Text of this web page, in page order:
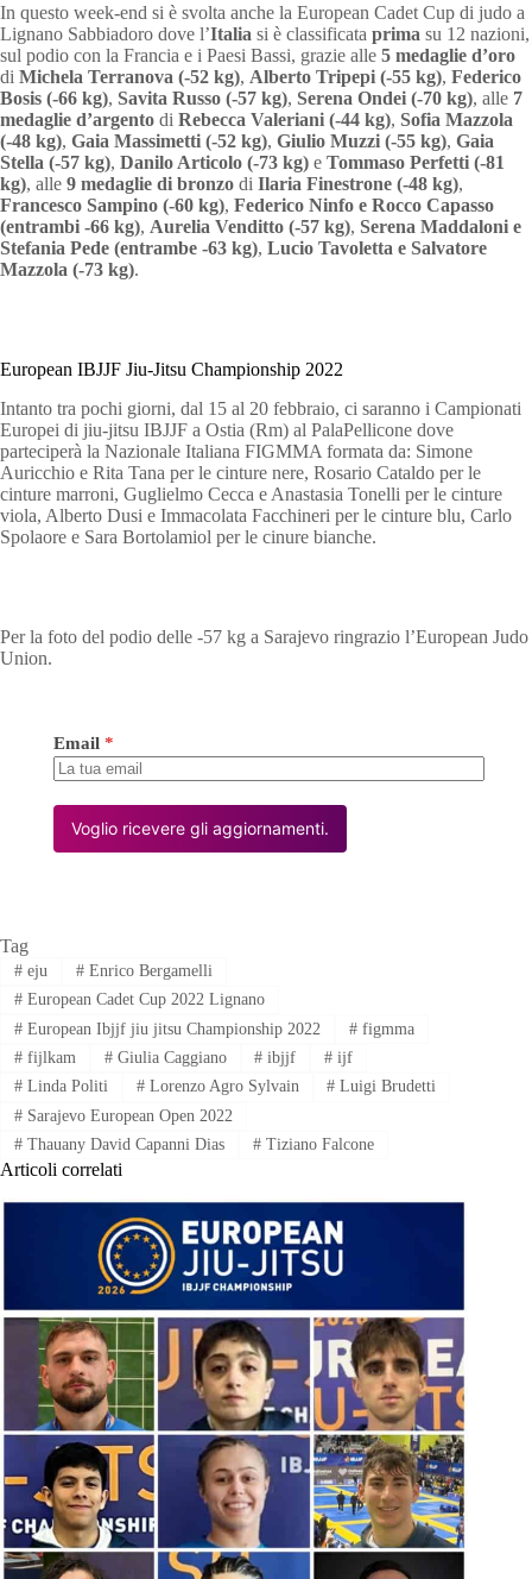
In questo week-end si è svolta anche la European Cadet Cup di judo a
Lignano Sabbiadoro dove l’Italia si è classificata prima su 12 nazioni,
sul podio con la Francia e i Paesi Bassi, grazie alle 5 medaglie d’oro
di Michela Terranova (-52 kg), Alberto Tripepi (-55 kg), Federico
Bosis (-66 kg), Savita Russo (-57 kg), Serena Ondei (-70 kg), alle 7
medaglie d’argento di Rebecca Valeriani (-44 kg), Sofia Mazzola
(-48 kg), Gaia Massimetti (-52 kg), Giulio Muzzi (-55 kg), Gaia
Stella (-57 kg), Danilo Articolo (-73 kg) e Tommaso Perfetti (-81
kg), alle 9 medaglie di bronzo di Ilaria Finestrone (-48 kg),
Francesco Sampino (-60 kg), Federico Ninfo e Rocco Capasso
(entrambi -66 kg), Aurelia Venditto (-57 kg), Serena Maddaloni e
Stefania Pede (entrambe -63 kg), Lucio Tavoletta e Salvatore
Mazzola (-73 kg).
European IBJJF Jiu-Jitsu Championship 2022
Intanto tra pochi giorni, dal 15 al 20 febbraio, ci saranno i Campionati
Europei di jiu-jitsu IBJJF a Ostia (Rm) al PalaPellicone dove
parteciperà la Nazionale Italiana FIGMMA formata da: Simone
Auricchio e Rita Tana per le cinture nere, Rosario Cataldo per le
cinture marroni, Guglielmo Cecca e Anastasia Tonelli per le cinture
viola, Alberto Dusi e Immacolata Facchineri per le cinture blu, Carlo
Spolaore e Sara Bortolamiol per le cinure bianche.
Per la foto del podio delle -57 kg a Sarajevo ringrazio l’European Judo
Union.
Email *
Voglio ricevere gli aggiornamenti.
Tag
#eju #Enrico Bergamelli
#European Cadet Cup 2022 Lignano
#European Ibjjf jiu jitsu Championship 2022 #figmma
#fijlkam #Giulia Caggiano # ibjjf # ijf
#Linda Politi #Lorenzo Agro Sylvain # Luigi Brudetti
#Sarajevo European Open 2022
#Thauany David Capanni Dias #Tiziano Falcone
Articoli correlati